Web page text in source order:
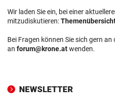
Wir laden Sie ein, bei einer
mitzudiskutieren:
Bei Fragen können Sie sich gern
an forum@krone.atwenden.
NEWSLETTER